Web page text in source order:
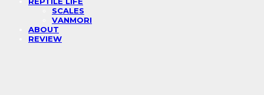
SCALES
VANMORI
ABOUT
REVIEW